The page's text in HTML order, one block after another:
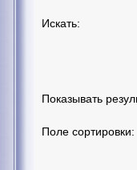
Искать:
Показывать
Поле сортировки: